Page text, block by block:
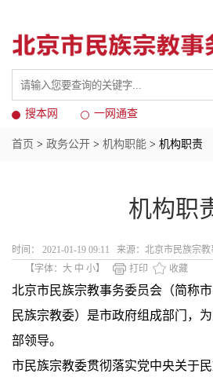
搜本网 一网通查
首页 > 政务公开 > 机构职能 > 机构职责
机构职
时间： 2021-01-19 09:11 来源：北京市民族宗
【字体： 大 中 小】 打印 收藏
北京市民族宗教事务委员会（简称市
民族宗教委）是市政府组成部门，
部领导。
市民族宗教委贯彻落实党中央关于